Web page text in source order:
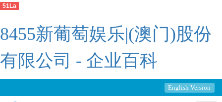
51La
8455新葡萄娱乐|(澳门)股份
有限公司 - 企业百科
English Version